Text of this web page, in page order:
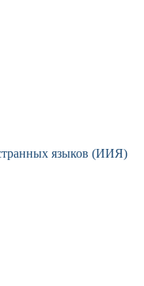
языков (ИИЯ)